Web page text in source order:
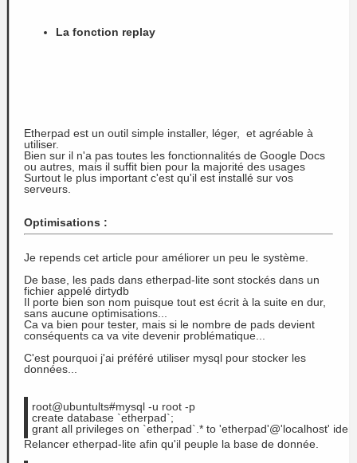
La fonction replay
Etherpad est un outil simple installer, léger, et agréable à
utiliser.
Bien sur il n'a pas toutes les fonctionnalités de Google Docs
ou autres, mais il suffit bien pour la majorité des usages
Surtout le plus important c'est qu'il est installé sur vos
serveurs.
Optimisations :
Je repends cet article pour améliorer un peu le système.
De base, les pads dans etherpad-lite sont stockés dans un
fichier appelé dirtydb
Il porte bien son nom puisque tout est écrit à la suite en dur,
sans aucune optimisations...
Ca va bien pour tester, mais si le nombre de pads devient
conséquents ca va vite devenir problématique...
C'est pourquoi j'ai préféré utiliser mysql pour stocker les
données...
root@ubuntults#mysql -u root -p
create database `etherpad`;
grant all privileges on `etherpad`.* to 'etherpad'@'localhost'
Relancer etherpad-lite afin qu'il peuple la base de donnée.